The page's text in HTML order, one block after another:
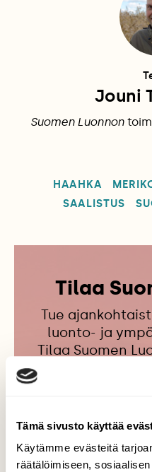
Tämä sivusto käyttää
Käytämme evästeitä
räätälöimiseen,
Jouni
Suomen Luonnon
HAAHKA
SAALISTUS
Tilaa
Tue
luonto- ja
Tilaa Suomen